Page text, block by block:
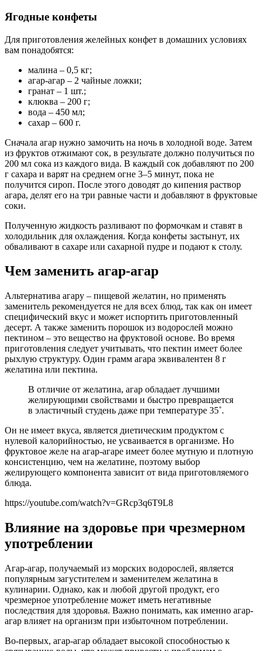
Ягодные конфеты
Для приготовления желейных конфет в домашних условиях
вам понадобятся:
малина – 0,5 кг;
агар-агар – 2 чайные ложки;
гранат – 1 шт.;
клюква – 200 г;
вода – 450 мл;
сахар – 600 г.
Сначала агар нужно замочить на ночь в холодной воде. Затем
из фруктов отжимают сок, в результате должно получиться по
200 мл сока из каждого вида. В каждый сок добавляют по 200
г сахара и варят на среднем огне 3–5 минут, пока не
получится сироп. После этого доводят до кипения раствор
агара, делят его на три равные части и добавляют в фруктовые
соки.
Полученную жидкость разливают по формочкам и ставят в
холодильник для охлаждения. Когда конфеты застынут, их
обваливают в сахаре или сахарной пудре и подают к столу.
Чем заменить агар-агар
Альтернатива агару – пищевой желатин, но применять
заменитель рекомендуется не для всех блюд, так как он имеет
специфический вкус и может испортить приготовленный
десерт. А также заменить порошок из водорослей можно
пектином – это вещество на фруктовой основе. Во время
приготовления следует учитывать, что пектин имеет более
рыхлую структуру. Один грамм агара эквивалентен 8 г
желатина или пектина.
В отличие от желатина, агар обладает лучшими
желирующими свойствами и быстро превращается
в эластичный студень даже при температуре 35˚.
Он не имеет вкуса, является диетическим продуктом с
нулевой калорийностью, не усваивается в организме. Но
фруктовое желе на агар-агаре имеет более мутную и плотную
консистенцию, чем на желатине, поэтому выбор
желирующего компонента зависит от вида приготовляемого
блюда.
https://youtube.com/watch?v=GRcp3q6T9L8
Влияние на здоровье при чрезмерном
употреблении
Агар-агар, получаемый из морских водорослей, является
популярным загустителем и заменителем желатина в
кулинарии. Однако, как и любой другой продукт, его
чрезмерное употребление может иметь негативные
последствия для здоровья. Важно понимать, как именно агар-
агар влияет на организм при избыточном потреблении.
Во-первых, агар-агар обладает высокой способностью к